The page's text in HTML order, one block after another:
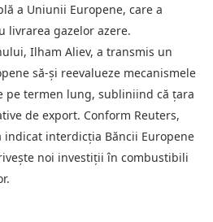
a Uniunii Europene, care a
livrarea gazelor azere.
Ilham Aliev, a transmis un
să-și reevalueze mecanismele
pe termen lung, subliniind că țara
de export. Conform Reuters,
indicat interdicția Băncii Europene
noi investiții în combustibili